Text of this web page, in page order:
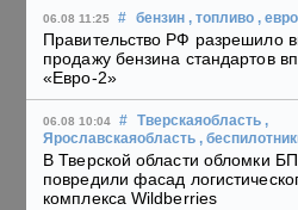
06.08 11:25 # бензин , топливо ,
Правительство РФ разрешило
продажу бензина стандартов
«Евро-2»
06.08 10:04 # Тверскаяобласть ,
Ярославскаяобласть ,
В Тверской области обломки
повредили фасад
комплекса Wildberries